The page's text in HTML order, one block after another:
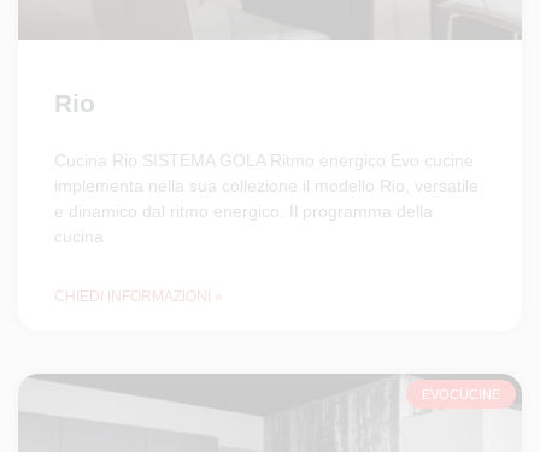
Rio
Cucina Rio SISTEMA GOLA Ritmo energico Evo cucine
implementa nella sua collezione il modello Rio, versatile
e dinamico dal ritmo energico. Il programma della
cucina
CHIEDI INFORMAZIONI »
EVOCUCINE